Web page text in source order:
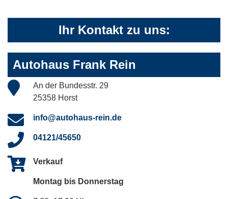
Ihr Kontakt zu uns:
Autohaus Frank Rein
An der Bundesstr. 29
25358 Horst
info@autohaus-rein.de
04121/45650
Verkauf
Montag bis Donnerstag